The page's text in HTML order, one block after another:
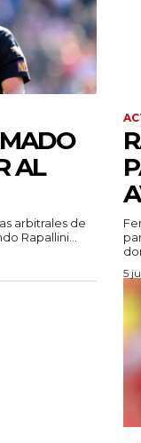
AL
arbitrales de
Rapallini...
5